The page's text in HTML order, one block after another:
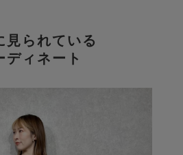
見られている
ディネート